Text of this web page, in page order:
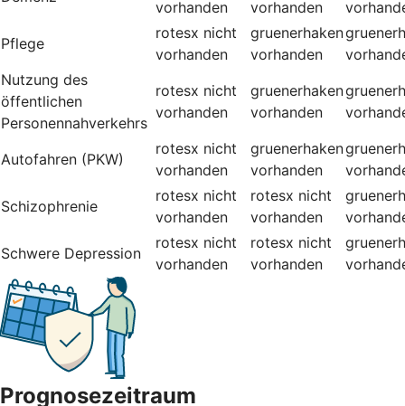
vorhanden vorhanden
Pflege
rotesx nicht
vorhanden
gruenerhaken
vorhanden
Nutzung des
öffentlichen
Personennahverkehrs
rotesx nicht
vorhanden
gruenerhaken
vorhanden
Autofahren (PKW)
rotesx nicht
vorhanden
gruenerhaken
vorhanden
Schizophrenie
rotesx nicht
vorhanden
rotesx nicht
vorhanden
Schwere Depression
rotesx nicht
vorhanden
rotesx nicht
vorhanden
Prognosezeitraum